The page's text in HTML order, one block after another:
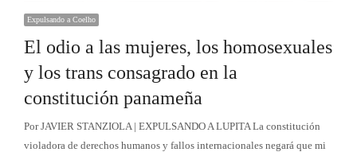
Expulsando a Coelho
El odio a las mujeres, los homosexuales
y los trans consagrado en la
constitución panameña
Por JAVIER STANZIOLA | EXPULSANDO A LUPITA La constitución
violadora de derechos humanos y fallos internacionales negará que mi